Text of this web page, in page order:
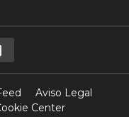
Aviso Legal
Center